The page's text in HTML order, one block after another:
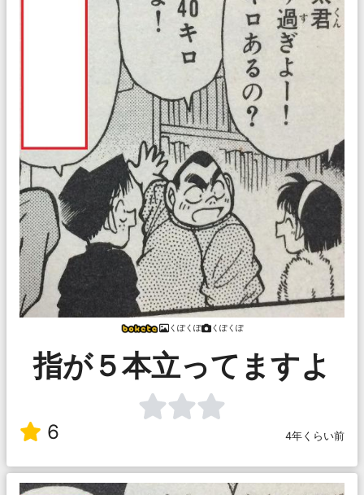
くぽくぽ くぽくぽ
指が５本立ってますよ
6 4年くらい前